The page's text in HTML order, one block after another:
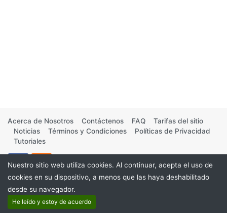
Acerca de Nosotros Contáctenos FAQ
Tarifas del sitio
Noticias
Términos y Condiciones
Políticas de Privacidad
Tutoriales
Nuestro sitio web utiliza cookies. Al continuar, acepta el uso de
cookies en su dispositivo, a menos que las haya deshabilitado
desde su navegador.
He leído y estoy de acuerdo